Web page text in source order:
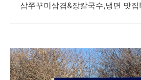
삼쭈꾸미삼겹&장칼국수,냉면 맛집!